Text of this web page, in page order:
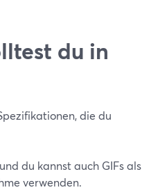
du in
die du
du kannst auch GIFs als
verwenden.